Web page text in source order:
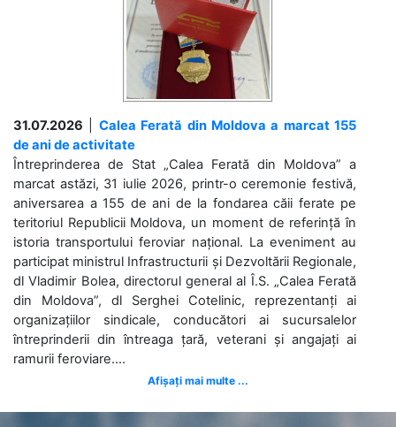
31.07.2026
Calea Ferată din Moldova a marcat 155
de ani de activitate
Întreprinderea de Stat „Calea Ferată din Moldova” a
marcat astăzi, 31 iulie 2026, printr-o ceremonie festivă,
aniversarea a 155 de ani de la fondarea căii ferate pe
teritoriul Republicii Moldova, un moment de referință în
istoria transportului feroviar național. La eveniment au
participat ministrul Infrastructurii și Dezvoltării Regionale,
dl Vladimir Bolea, directorul general al Î.S. „Calea Ferată
din Moldova”, dl Serghei Cotelinic, reprezentanți ai
organizațiilor sindicale, conducători ai sucursalelor
întreprinderii din întreaga țară, veterani și angajați ai
ramurii feroviare....
Afișați mai multe ...